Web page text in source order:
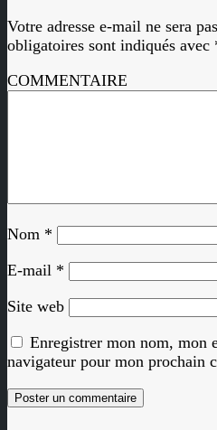
Votre adresse e-mail ne sera
obligatoires sont indiqués avec
COMMENTAIRE
Nom *
E-mail *
Site web
Enregistrer mon nom, mon
navigateur pour mon prochain